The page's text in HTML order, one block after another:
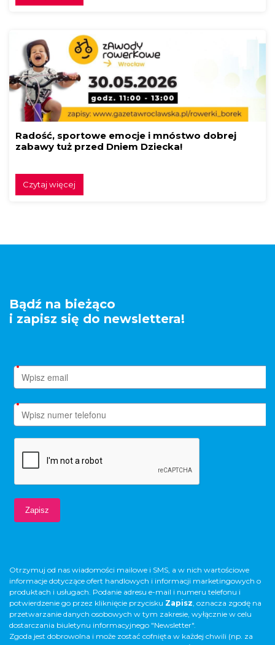
Radość, sportowe emocje i mnóstwo dobrej
zabawy tuż przed Dniem Dziecka!
Czytaj więcej
Bądź na bieżąco
i zapisz się do newslettera!
Otrzymuj od nas wiadomości mailowe i SMS, a w nich wartościowe
informacje dotyczące ofert handlowych i informacji marketingowych o
produktach i usługach. Podanie adresu e-mail i numeru telefonu i
potwierdzenie go przez kliknięcie przycisku Zapisz, oznacza zgodę na
przetwarzanie danych osobowych w tym zakresie, wyłącznie w celu
dostarczania biuletynu informacyjnego "Newsletter".
Zgoda jest dobrowolna i może zostać cofnięta w każdej chwili (np. za